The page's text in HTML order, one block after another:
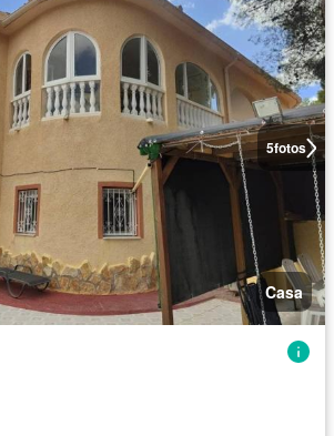
5fotos
Casa